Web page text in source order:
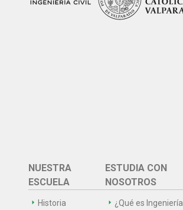
NUESTRA
ESCUELA
Historia
ESTUDIA CON
NOSOTROS
¿Qué es Ingeniería